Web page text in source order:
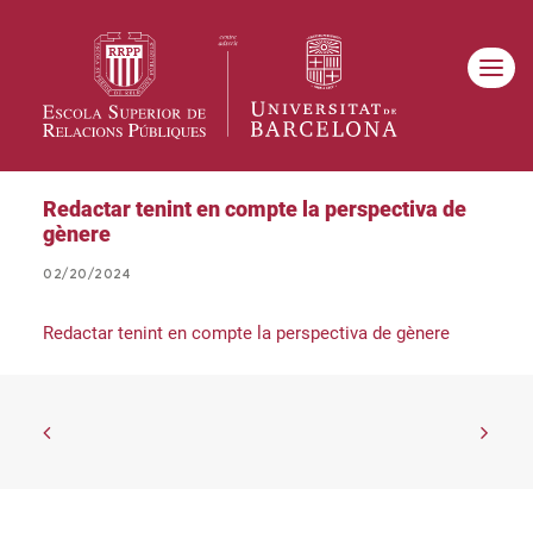
Redactar tenint en compte la perspectiva de
gènere
02/20/2024
Redactar tenint en compte la perspectiva de gènere